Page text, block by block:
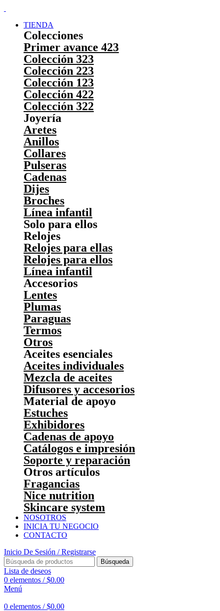
TIENDA
Colecciones
Primer avance 423
Colección 323
Colección 223
Colección 123
Colección 422
Colección 322
Joyería
Aretes
Anillos
Collares
Pulseras
Cadenas
Dijes
Broches
Línea infantil
Solo para ellos
Relojes
Relojes para ellas
Relojes para ellos
Línea infantil
Accesorios
Lentes
Plumas
Paraguas
Termos
Otros
Aceites esenciales
Aceites individuales
Mezcla de aceites
Difusores y accesorios
Material de apoyo
Estuches
Exhibidores
Cadenas de apoyo
Catálogos e impresión
Soporte y reparación
Otros artículos
Fragancias
Nice nutrition
Skincare system
NOSOTROS
INICIA TU NEGOCIO
CONTACTO
Inicio De Sesión / Registrarse
Búsqueda
Lista de deseos
0 elementos / $0.00
Menú
0 elementos / $0.00